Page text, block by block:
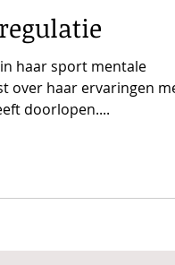
haar sport mentale
over haar ervaringen
doorlopen....